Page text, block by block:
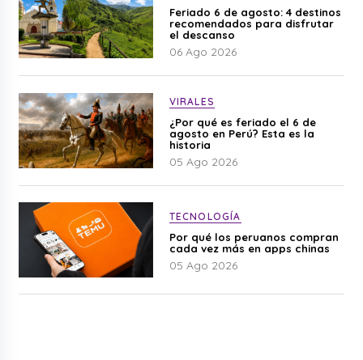
Feriado 6 de agosto: 4 destinos
recomendados para disfrutar
el descanso
06 Ago 2026
VIRALES
¿Por qué es feriado el 6 de
agosto en Perú? Esta es la
historia
05 Ago 2026
TECNOLOGÍA
Por qué los peruanos compran
cada vez más en apps chinas
05 Ago 2026